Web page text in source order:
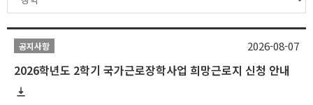
공지사항
2026학년도 2학기 국가근로장학사업 희망근로지 신청 안내
2026-08-07